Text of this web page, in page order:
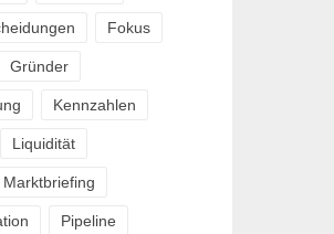
Fokus
Gründer
Kennzahlen
Liquidität
Marktbriefing
Pipeline